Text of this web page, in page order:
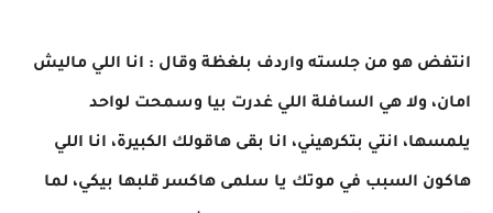
انتفض هو من جلسته واردف بلغظة وقال : انا اللي ماليش
امان، ولا هي السافلة اللي غدرت بيا وسمحت لواحد
يلمسها، انتي بتكرهيني، انا بقى هاقولك الكبيرة، انا اللي
هاكون السبب في موتك يا سلمى هاكسر قلبها بيكي، لما